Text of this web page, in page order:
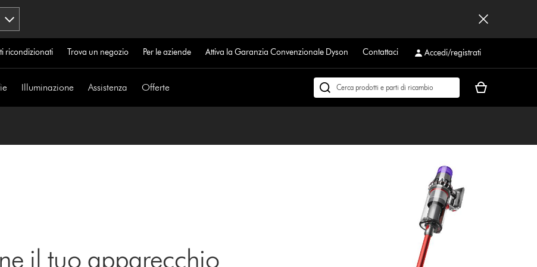
ricondizionati Trova un negozio Per le aziende Attiva la Garanzia Convenzionale Dyson Contattaci Accedi/registrati
Illuminazione Assistenza Offerte
Cerca
Il
il tuo apparecchio